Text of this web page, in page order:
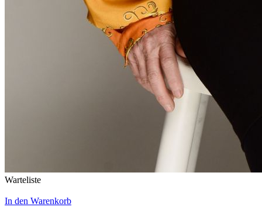
Warteliste
In den Warenkorb